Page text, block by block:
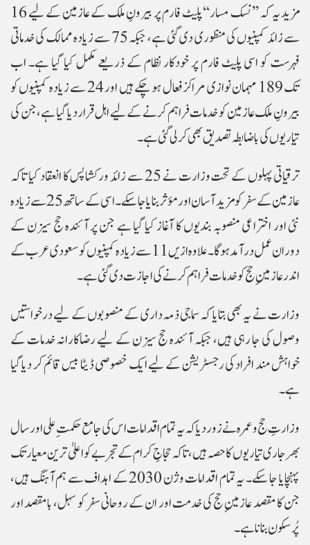
مزید یہ کہ ’’نسک مسار‘‘ پلیٹ فارم پر بیرونِ ملک کے عازمین کے لیے 16
سے زائد کمپنیوں کی منظوری دی گئی ہے، جبکہ 75 سے زیادہ ممالک کی خدماتی
فہرست کو اسی پلیٹ فارم پر خودکار نظام کے ذریعے مکمل کیا گیا ہے۔ اب
تک 189 مہمان نوازی مراکز فعال ہو چکے ہیں اور 24 سے زیادہ کمپنیوں کو
بیرونِ ملک عازمین کو خدمات فراہم کرنے کے لیے اہل قرار دیا گیا ہے، جن کی
تیاریوں کی باضابطہ تصدیق بھی کر لی گئی ہے۔
ترقیاتی پہلوں کے تحت وزارت نے 25 سے زائد ورکشاپس کا انعقاد کیا تاکہ
عازمین کے سفر کو مزید آسان اور مؤثر بنایا جا سکے۔ اسی کے ساتھ 25 سے زیادہ
نئی اور اختراعی منصوبہ بندیوں کا آغاز کیا گیا ہے جن پر آئندہ حج سیزن کے
دوران عمل درآمد ہوگا۔ علاوہ ازیں 11 سے زیادہ کمپنیوں کو سعودی عرب کے
اندر عازمینِ حج کو خدمات فراہم کرنے کی اجازت دی گئی ہے۔
وزارت نے یہ بھی بتایا کہ سماجی ذمہ داری کے منصوبوں کے لیے درخواستیں
وصول کی جا رہی ہیں، جبکہ آئندہ حج سیزن کے لیے رضاکارانہ خدمات کے
خواہش مند افراد کی رجسٹریشن کے لیے ایک خصوصی ڈیٹا بیس قائم کر دیا گیا
ہے۔
وزارتِ حج و عمرہ نے زور دیا کہ یہ تمام اقدامات اس کی جامع حکمتِ علی اور سال
بھر جاری تیاریوں کا حصہ ہیں، تاکہ حجاجِ کرام کے تجربے کو اعلیٰ ترین معیار تک
پہنچایا جا سکے۔ یہ تمام اقدامات وژن 2030 کے اہداف سے ہم آہنگ ہیں،
جن کا مقصد عازمینِ حج کی خدمت اور ان کے روحانی سفر کو سہل، بامقصد اور
پُرسکون بنانا ہے۔